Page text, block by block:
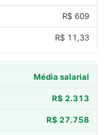
R$ 609
R$ 11,33
Média salarial
R$ 2.313
R$ 27.758